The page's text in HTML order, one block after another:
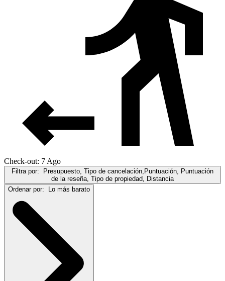
Check-out: 7 Ago
Filtra por:
Presupuesto, Tipo de cancelación,Puntuación, Puntuación
de la reseña, Tipo de propiedad, Distancia
Ordenar por:
Lo más barato